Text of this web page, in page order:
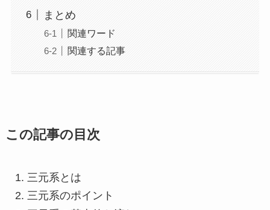
まとめ
関連ワード
関連する記事
この記事の目次
三元系とは
三元系のポイント